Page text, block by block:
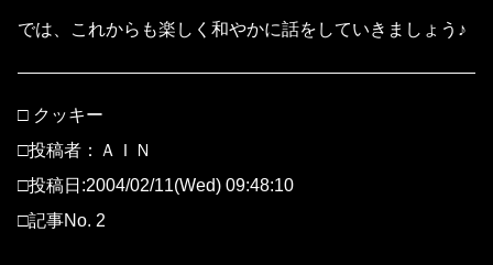
では、これからも楽しく和やかに話をしていきましょう♪
□ クッキー
□投稿者：ＡＩＮ
□投稿日:2004/02/11(Wed) 09:48:10
□記事No. 2